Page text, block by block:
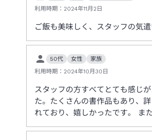
利用時期： 2024年11月2日
ご飯も美味しく、スタッフの気
50代 女性
家族
利用時期： 2024年10月30日
スタッフの方すべてとても感じ
た。たくさんの書作品もあり、
れており、嬉しかったです。 ま